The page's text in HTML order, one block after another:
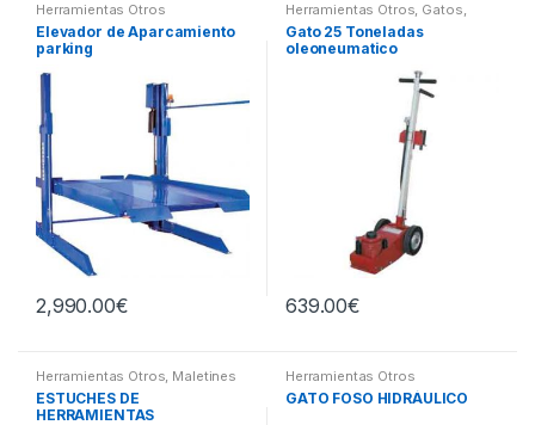
Herramientas Otros
Elevador de Aparcamiento
parking
2,990.00€
Herramientas Otros, Gatos,
Soportes y Hidraulica
Gato 25 Toneladas
oleoneumatico
639.00€
Herramientas Otros, Maletines
Herramientas, Extractores,
Compresímetros, otros
ESTUCHES DE
HERRAMIENTAS
Herramientas Otros
GATO FOSO HIDRÁULICO